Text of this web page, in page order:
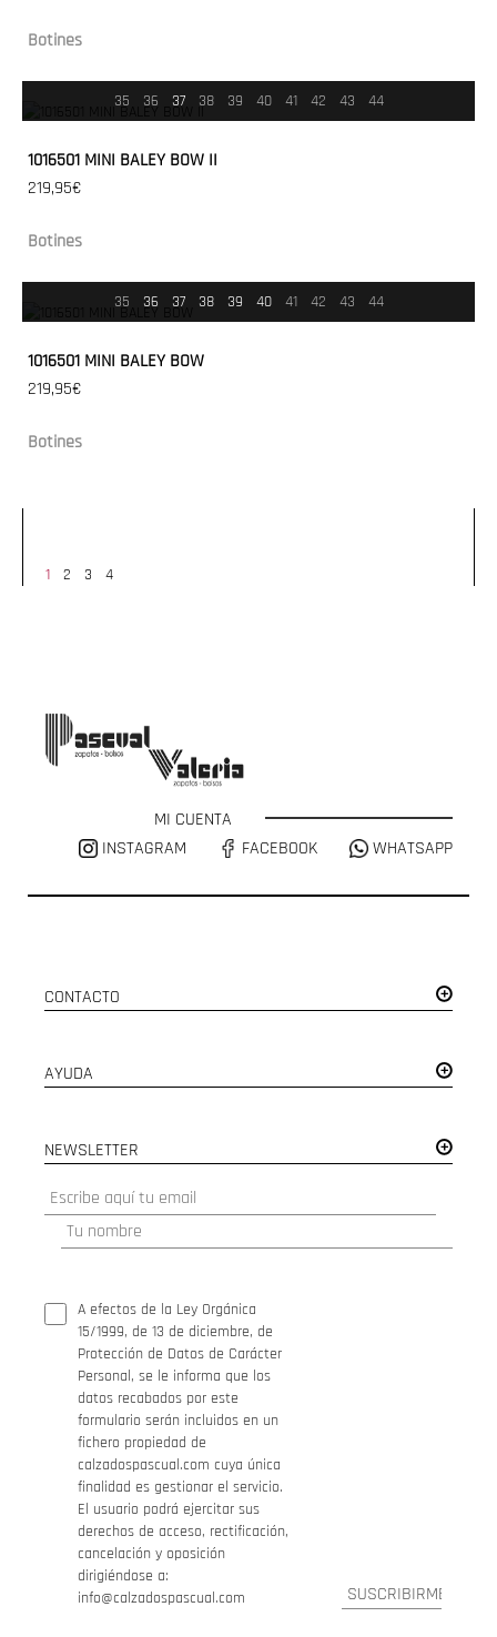
Botines
35 36 37 38 39 40 41 42 43 44
1016501 MINI BALEY BOW II
219,95€
Botines
35 36 37 38 39 40 41 42 43 44
1016501 MINI BALEY BOW
219,95€
Botines
1 2 3 4
MI CUENTA
INSTAGRAM
FACEBOOK WHATSAPP
CONTACTO
AYUDA
NEWSLETTER
A efectos de la Ley Orgánica
15/1999, de 13 de diciembre, de
Protección de Datos de Carácter
Personal, se le informa que los
datos recabados por este
formulario serán incluidos en un
fichero propiedad de
calzadospascual.com cuya única
finalidad es gestionar el servicio.
El usuario podrá ejercitar sus
derechos de acceso, rectificación,
cancelación y oposición
dirigiéndose a:
info@calzadospascual.com